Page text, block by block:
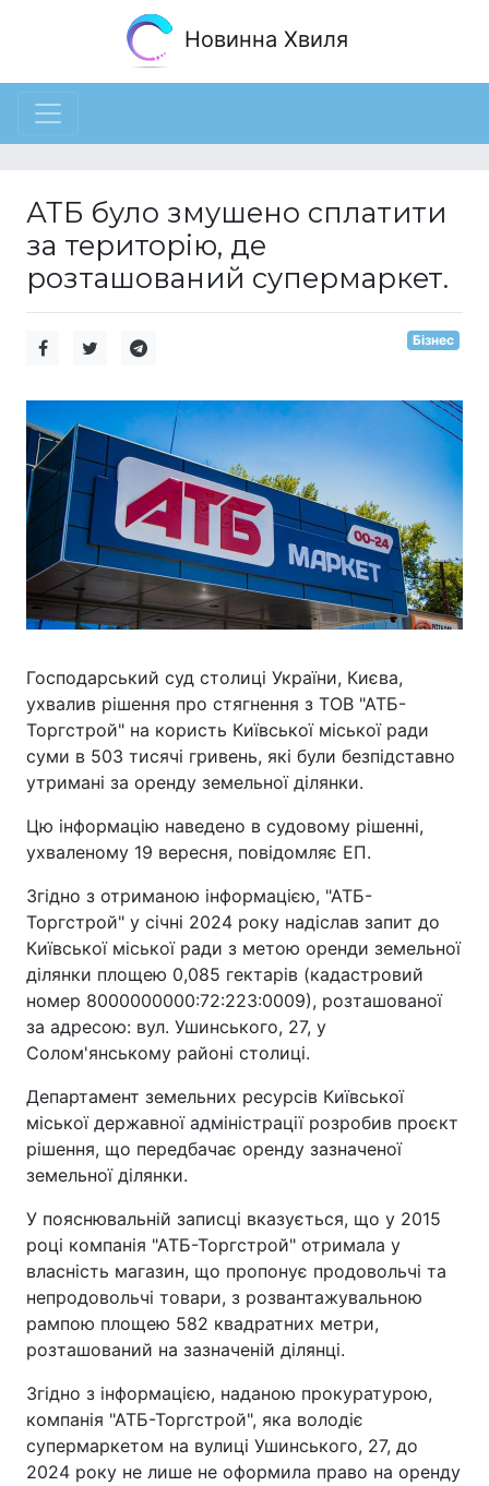
Новинна Хвиля
АТБ було змушено сплатити
за територію, де
розташований супермаркет.
Бізнес
Господарський суд столиці України, Києва,
ухвалив рішення про стягнення з ТОВ "АТБ-
Торгстрой" на користь Київської міської ради
суми в 503 тисячі гривень, які були безпідставно
утримані за оренду земельної ділянки.
Цю інформацію наведено в судовому рішенні,
ухваленому 19 вересня, повідомляє ЕП.
Згідно з отриманою інформацією, "АТБ-
Торгстрой" у січні 2024 року надіслав запит до
Київської міської ради з метою оренди земельної
ділянки площею 0,085 гектарів (кадастровий
номер 8000000000:72:223:0009), розташованої
за адресою: вул. Ушинського, 27, у
Солом'янському районі столиці.
Департамент земельних ресурсів Київської
міської державної адміністрації розробив проєкт
рішення, що передбачає оренду зазначеної
земельної ділянки.
У пояснювальній записці вказується, що у 2015
році компанія "АТБ-Торгстрой" отримала у
власність магазин, що пропонує продовольчі та
непродовольчі товари, з розвантажувальною
рампою площею 582 квадратних метри,
розташований на зазначеній ділянці.
Згідно з інформацією, наданою прокуратурою,
компанія "АТБ-Торгстрой", яка володіє
супермаркетом на вулиці Ушинського, 27, до
2024 року не лише не оформила право на оренду